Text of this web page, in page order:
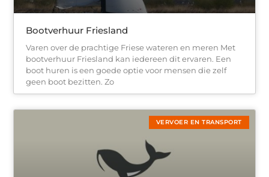
Bootverhuur Friesland
Varen over de prachtige Friese wateren en meren Met
bootverhuur Friesland kan iedereen dit ervaren. Een
boot huren is een goede optie voor mensen die zelf
geen boot bezitten. Zo
VERVOER EN TRANSPORT